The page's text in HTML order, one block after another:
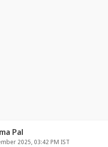
Pal
2025, 03:42 PM IST